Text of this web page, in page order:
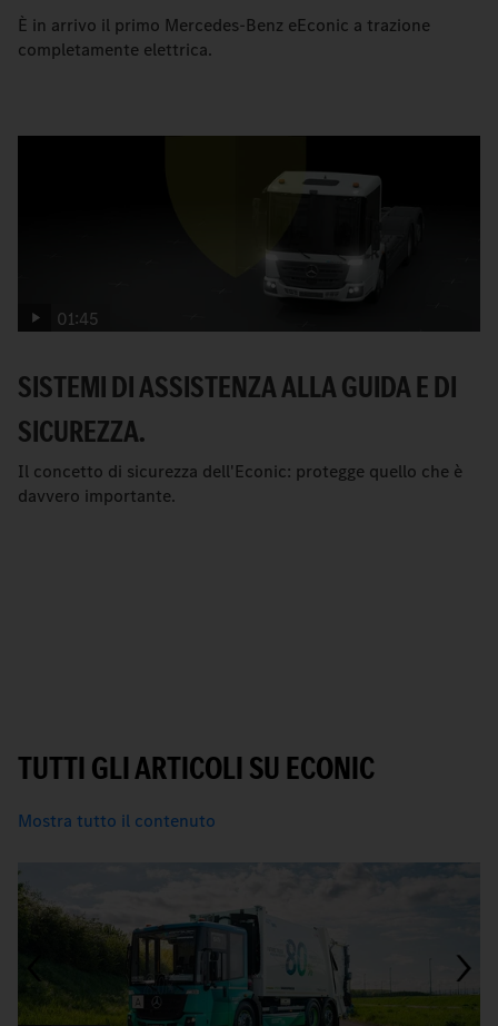
È in arrivo il primo Mercedes-Benz eEconic a trazione
completamente elettrica.
01:45
SISTEMI DI ASSISTENZA ALLA GUIDA E DI
SICUREZZA.
Il concetto di sicurezza dell'Econic: protegge quello che è
davvero importante.
TUTTI GLI ARTICOLI SU ECONIC
Mostra tutto il contenuto